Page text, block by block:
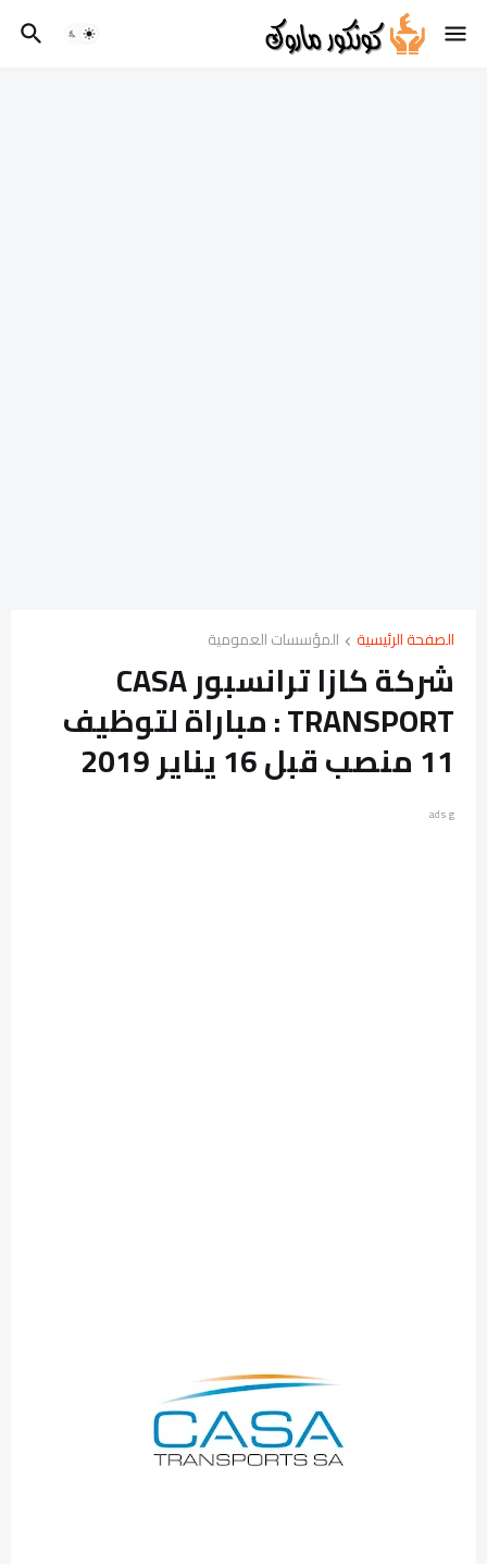
الصفحة الرئيسية المؤسسات العمومية
شركة كازا ترانسبور CASA
TRANSPORT : مباراة لتوظيف
11 منصب قبل 16 يناير 2019
ads g